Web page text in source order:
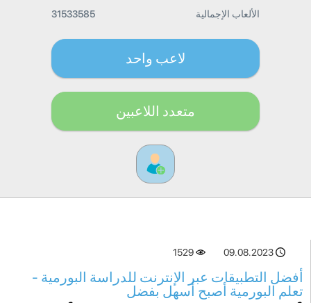
الألعاب الإجمالية 31533585
لاعب واحد
متعدد اللاعبين
09.08.2023
1529
أفضل التطبيقات عبر الإنترنت للدراسة البورمية -
تعلم البورمية أصبح أسهل بفضل